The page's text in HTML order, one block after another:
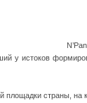
у истоков
площадки страны,